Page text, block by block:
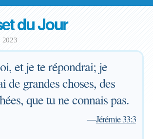
du Jour
2023
et je te répondrai; je
de grandes choses, des
que tu ne connais pas.
—Jérémie 33:3